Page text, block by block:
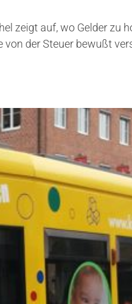
zeigt auf, wo Gelder zu
von der Steuer bewußt